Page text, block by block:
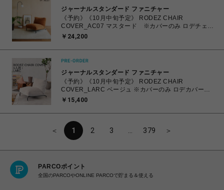
ジャーナルスタンダード ファニチャー
《予約》《10月中旬予定》 RODEZ CHAIR
COVER_AC07 マスタード ※カバーのみ ロデチェア
カバー (086) 700
￥24,200
ジャーナルスタンダード ファニチャー
《予約》《10月中旬予定》 RODEZ CHAIR
COVER_LARC ベージュ ※カバーのみ ロデカバー
（027） 700
￥15,400
＜ 1 2 3 379 ＞
PARCOポイント
全国のPARCOやONLINE PARCOで貯まる＆使える